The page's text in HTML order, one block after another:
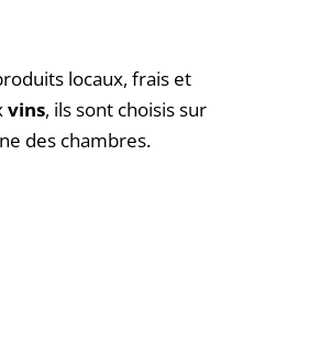
locaux, frais et
vins, ils sont choisis sur
des chambres.